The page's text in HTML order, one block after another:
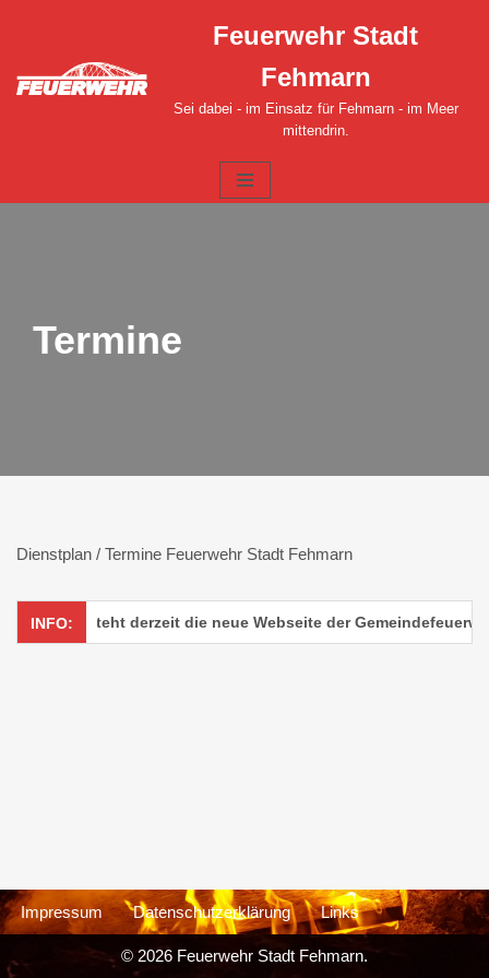
Inhalt
Feuerwehr Stadt
Fehmarn
Sei dabei - im Einsatz für Fehmarn - im Meer
mittendrin.
Termine
Dienstplan / Termine Feuerwehr Stadt Fehmarn
INFO:
Hier entsteht derzeit die neue Webseite der
Impressum Datenschutzerklärung Links
© 2026 Feuerwehr Stadt Fehmarn.